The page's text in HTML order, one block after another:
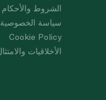
الشروط والأحكام
سياسة الخصوصية
Cookie Policy
الأخلاقيات